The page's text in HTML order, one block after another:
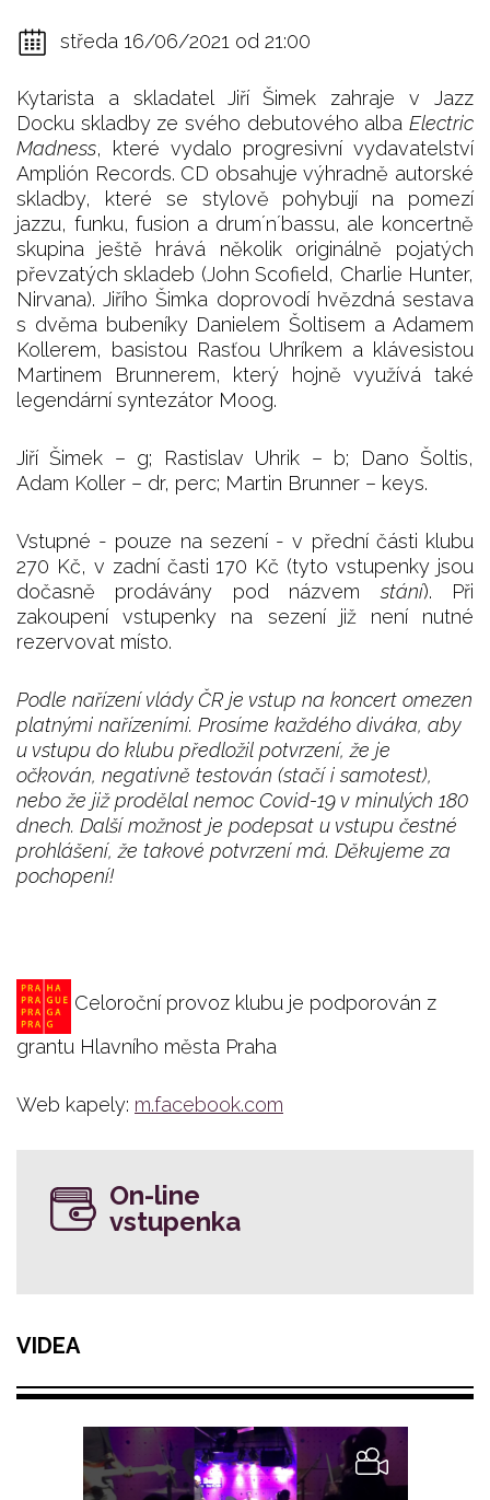
středa 16/06/2021 od 21:00
Kytarista a skladatel Jiří Šimek zahraje v Jazz
Docku skladby ze svého debutového alba Electric
Madness, které vydalo progresivní vydavatelství
Amplión Records. CD obsahuje výhradně autorské
skladby, které se stylově pohybují na pomezí
jazzu, funku, fusion a drum´n´bassu, ale koncertně
skupina ještě hrává několik originálně pojatých
převzatých skladeb (John Scofield, Charlie Hunter,
Nirvana). Jiřího Šimka doprovodí hvězdná sestava
s dvěma bubeníky Danielem Šoltisem a Adamem
Kollerem, basistou Rasťou Uhríkem a klávesistou
Martinem Brunnerem, který hojně využívá také
legendární syntezátor Moog.
Jiří Šimek – g; Rastislav Uhrik – b; Dano Šoltis,
Adam Koller – dr, perc; Martin Brunner – keys.
Vstupné - pouze na sezení - v přední části klubu
270 Kč, v zadní časti 170 Kč (tyto vstupenky jsou
dočasně prodávány pod názvem stání). Při
zakoupení vstupenky na sezení již není nutné
rezervovat místo.
Podle nařízení vlády ČR je vstup na koncert omezen
platnými nařízeními. Prosíme každého diváka, aby
u vstupu do klubu předložil potvrzení, že je
očkován, negativně testován (stačí i samotest),
nebo že již prodělal nemoc Covid-19 v minulých 180
dnech. Další možnost je podepsat u vstupu čestné
prohlášení, že takové potvrzení má. Děkujeme za
pochopení!
Celoroční provoz klubu je podporován z
grantu Hlavního města Praha
Web kapely: m.facebook.com
On-line
vstupenka
VIDEA